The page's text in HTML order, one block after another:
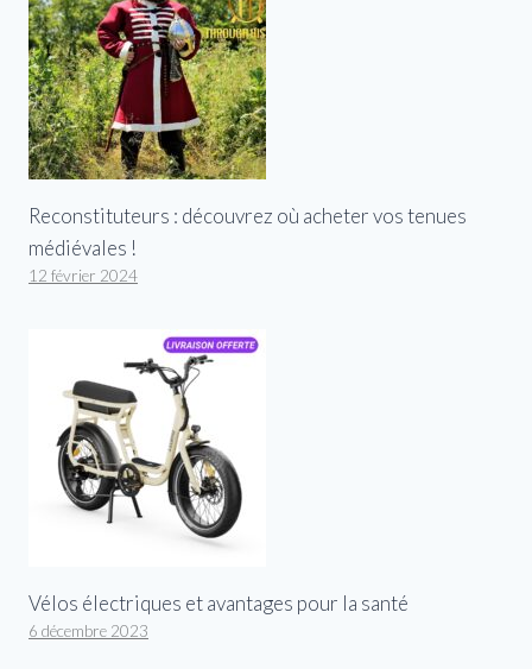
Reconstituteurs : découvrez où acheter vos tenues
médiévales !
12 février 2024
Vélos électriques et avantages pour la santé
6 décembre 2023